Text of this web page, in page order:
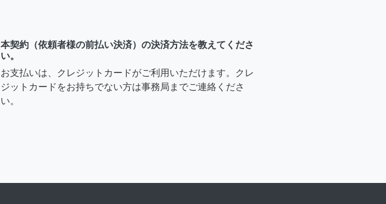
本契約（依頼者様の前払い決済）の決済方法を教えてくださ
い。
お支払いは、クレジットカードがご利用いただけます。クレ
ジットカードをお持ちでない方は事務局までご連絡くださ
い。